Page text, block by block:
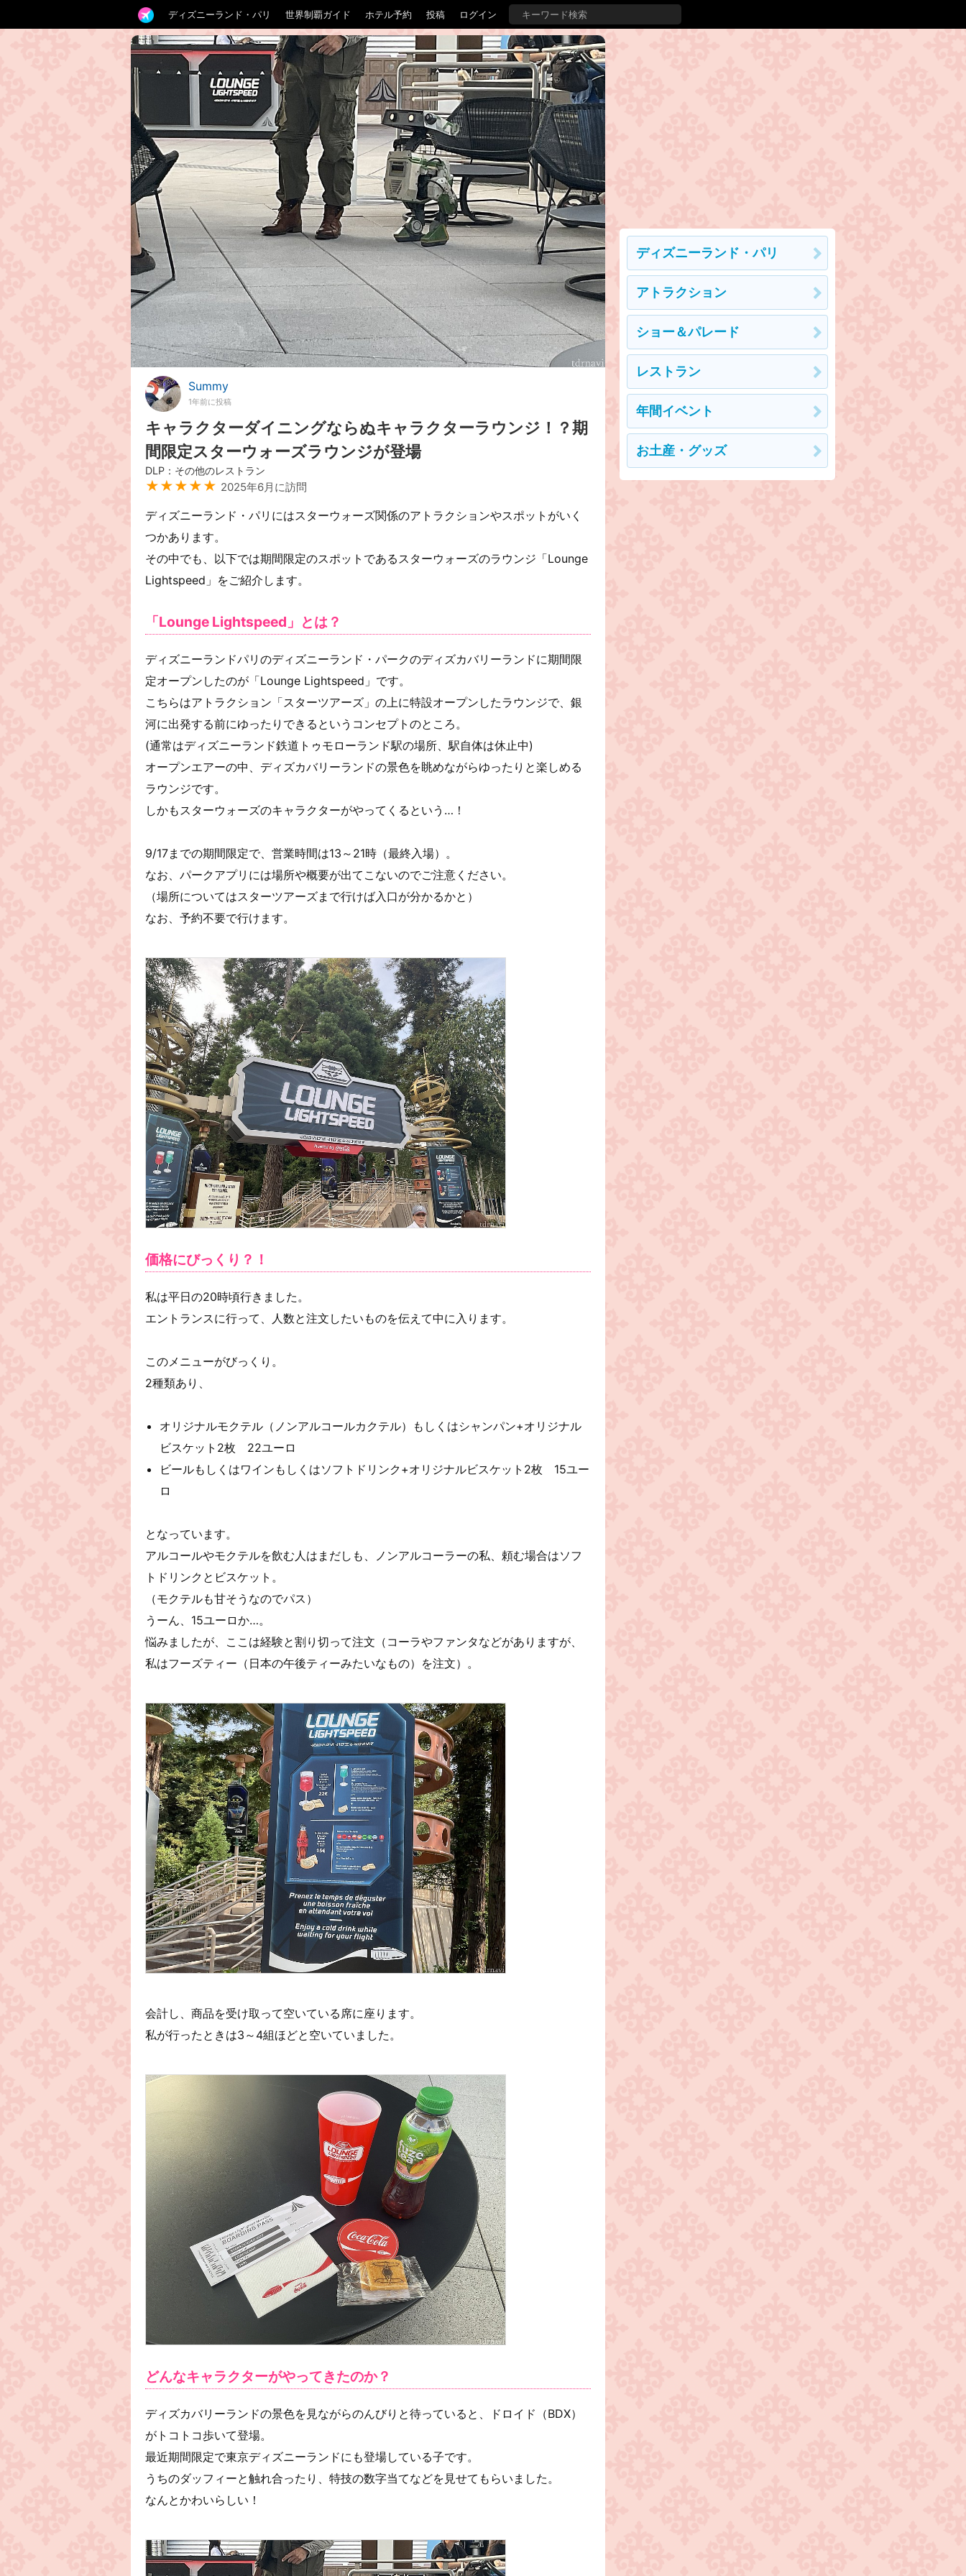
ディズニーランド・パリ 世界制覇ガイド ホテル予約 投稿 ログイン
Summy
1年前に投稿
キャラクターダイニングならぬキャラクターラウンジ！？期
間限定スターウォーズラウンジが登場
DLP：その他のレストラン
★★★★★ 2025年6月に訪問
ディズニーランド・パリにはスターウォーズ関係のアトラクションやスポットがいく
つかあります。
その中でも、以下では期間限定のスポットであるスターウォーズのラウンジ「Lounge
Lightspeed」をご紹介します。
「Lounge Lightspeed」とは？
ディズニーランドパリのディズニーランド・パークのディズカバリーランドに期間限
定オープンしたのが「Lounge Lightspeed」です。
こちらはアトラクション「スターツアーズ」の上に特設オープンしたラウンジで、銀
河に出発する前にゆったりできるというコンセプトのところ。
(通常はディズニーランド鉄道トゥモローランド駅の場所、駅自体は休止中)
オープンエアーの中、ディズカバリーランドの景色を眺めながらゆったりと楽しめる
ラウンジです。
しかもスターウォーズのキャラクターがやってくるという…！
9/17までの期間限定で、営業時間は13～21時（最終入場）。
なお、パークアプリには場所や概要が出てこないのでご注意ください。
（場所についてはスターツアーズまで行けば入口が分かるかと）
なお、予約不要で行けます。
価格にびっくり？！
私は平日の20時頃行きました。
エントランスに行って、人数と注文したいものを伝えて中に入ります。
このメニューがびっくり。
2種類あり、
オリジナルモクテル（ノンアルコールカクテル）もしくはシャンパン+オリジナル
ビスケット2枚 22ユーロ
ビールもしくはワインもしくはソフトドリンク+オリジナルビスケット2枚 15ユー
ロ
となっています。
アルコールやモクテルを飲む人はまだしも、ノンアルコーラーの私、頼む場合はソフ
トドリンクとビスケット。
（モクテルも甘そうなのでパス）
うーん、15ユーロか…。
悩みましたが、ここは経験と割り切って注文（コーラやファンタなどがありますが、
私はフーズティー（日本の午後ティーみたいなもの）を注文）。
会計し、商品を受け取って空いている席に座ります。
私が行ったときは3～4組ほどと空いていました。
どんなキャラクターがやってきたのか？
ディズカバリーランドの景色を見ながらのんびりと待っていると、ドロイド（BDX）
がトコトコ歩いて登場。
最近期間限定で東京ディズニーランドにも登場している子です。
うちのダッフィーと触れ合ったり、特技の数字当てなどを見せてもらいました。
なんとかわいらしい！
ディズニーランド・パリ
アトラクション
ショー＆パレード
レストラン
年間イベント
お土産・グッズ